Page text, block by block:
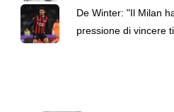
ultimo lavoro"
De Winter: "Il Milan
pressione di vincere